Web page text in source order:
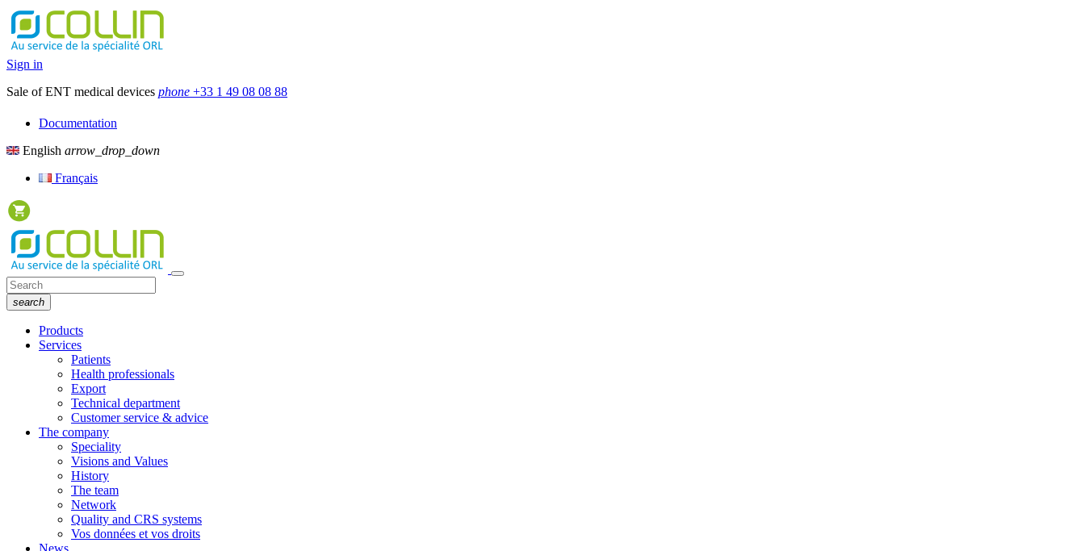
Sign in
Sale of ENT medical devices phone +33 1 49 08 08 88
Documentation
English arrow_drop_down
Français
search
Products
Services
Patients
Health professionals
Export
Technical department
Customer service & advice
The company
Speciality
Visions and Values
History
The team
Network
Quality and CRS systems
Vos données et vos droits